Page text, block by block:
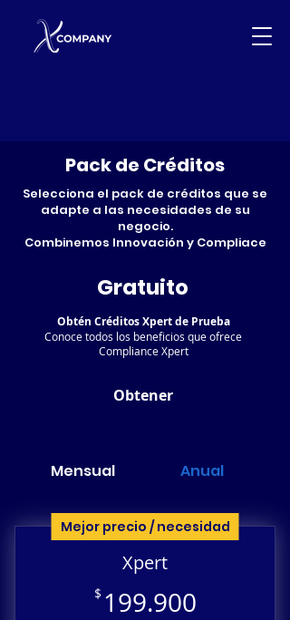
Pack de Créditos
Selecciona el pack de créditos que se
adapte a las necesidades de su
negocio.
Combinemos Innovación y Compliace
Gratuito
Obtén Créditos Xpert de Prueba
Conoce todos los beneficios que ofrece
Compliance Xpert
Obtener
Mensual Anual
Mejor precio / necesidad
Xpert
$ 199.900